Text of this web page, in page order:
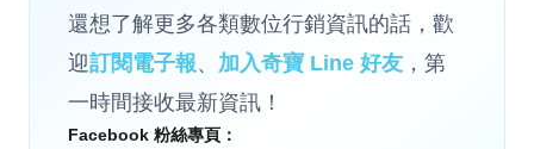
還想了解更多各類數位行銷資訊的話，歡
迎訂閱電子報、 加入奇寶 Line 好友 ，第
一時間接收最新資訊！
Facebook 粉絲專頁：